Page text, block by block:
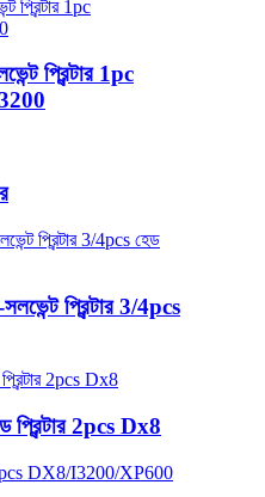
প্রিন্টার 1pc
প্রিন্টার 3/4pcs
প্রিন্টার 2pcs Dx8